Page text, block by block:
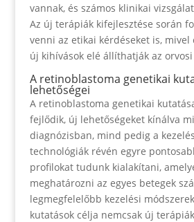
vannak, és számos klinikai
Az új terápiák kifejlesztése során
venni az etikai kérdéseket is, mivel
új kihívások elé állíthatják az orvosi
A retinoblastoma genetikai
lehetőségei
A retinoblastoma genetikai
fejlődik, új lehetőségeket kínálva
diagnózisban, mind pedig a
technológiák révén egyre
profilokat tudunk kialakítani,
meghatározni az egyes betegek
legmegfelelőbb kezelési
kutatások célja nemcsak új